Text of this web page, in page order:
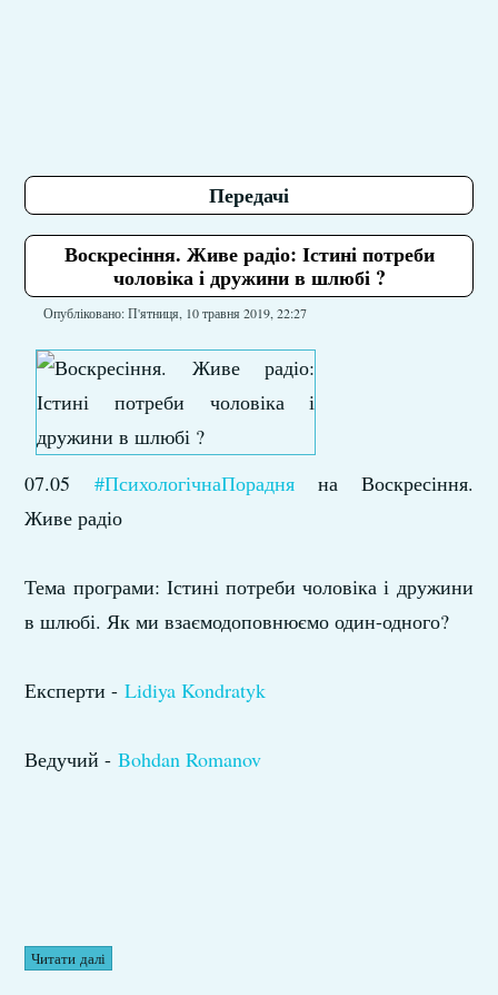
Передачі
Воскресіння. Живе радіо: Істині потреби
чоловіка і дружини в шлюбі ?
Опубліковано: П'ятниця, 10 травня 2019, 22:27
07.05 #ПсихологічнаПорадняна Воскресіння.
Живе радіо
Тема програми: Істині потреби чоловіка і дружини
в шлюбі. Як ми взаємодоповнюємо один-одного?
Експерти -Lidiya Kondratyk
Ведучий -Bohdan Romanov
Читати далі